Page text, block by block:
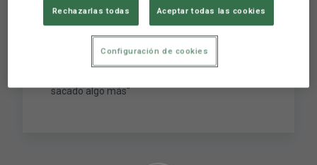
more from the game"
sacado algo más"
Rechazarlas todas Aceptar todas las cookies
Configuración de cookies